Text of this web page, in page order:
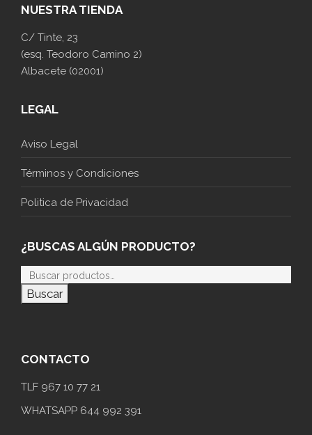
NUESTRA TIENDA
C/ Tinte, 23
(esq. Teodoro Camino 2)
Albacete (02001)
LEGAL
Aviso Legal
Términos y Condiciones
Politica de Privacidad
¿BUSCAS ALGÚN PRODUCTO?
Buscar
CONTACTO
TLF 967 10 77 21
WHATSAPP 644 992 391